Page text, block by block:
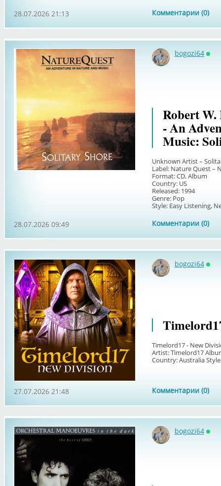
Комментарии (0)
28.07.2026 21:13
bogozi64
Robert
- An
Music:
Unknown Artist –
Label: Nature Quest –
Format: CD, Album
Country: US
Released: 1994
Genre: Pop
Style: Easy Listening,
Комментарии (0)
28.07.2026 09:49
bogozi64
Timelord17 - New
Artist: Timelord17
Country: Australia
Комментарии (0)
27.07.2026 21:48
bogozi64